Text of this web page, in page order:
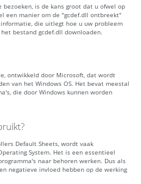
is de kans groot dat u ofwel op
een manier om de "gcdef.dll ontbreekt"
die uitlegt hoe u uw probleem
bestand gcdef.dll downloaden.
ontwikkeld door Microsoft, dat wordt
van het Windows OS. Het bevat meestal
die door Windows kunnen worden
Default Sheets, wordt vaak
System. Het is een essentieel
naar behoren werken. Dus als
negatieve invloed hebben op de werking